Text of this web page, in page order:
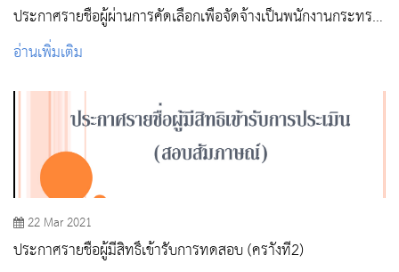
ประกาศรายชื่อผู้ผ่านการคัดเลือกเพื่อจัดจ้างเป็นพนักงานกระทรวง
สาธารณสุข
อ่านเพิ่มเติม
22 Mar 2021
ประกาศรายชื่อผู้มีสิทธิ์เข้ารับการทดสอบ (คราั้งที่2)